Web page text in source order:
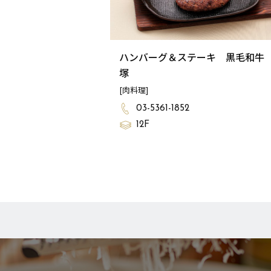
ハンバーグ＆ステーキ 黒毛和
塚
[肉料理]
03-5361-1852
12F